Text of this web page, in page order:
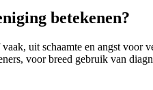
betekenen?
uit schaamte en angst
voor breed gebruik van